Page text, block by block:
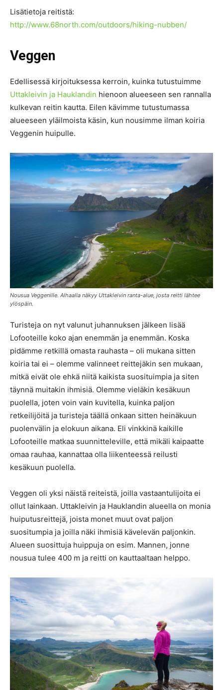
Lisätietoja reitistä:
http://www.68north.com/outdoors/hiking-nubben/
Veggen
Edellisessä kirjoituksessa kerroin, kuinka tutustuimme
Uttakleivin ja Hauklandin hienoon alueeseen sen rannalla
kulkevan reitin kautta. Eilen kävimme tutustumassa
alueeseen yläilmoista käsin, kun nousimme ilman koiria
Veggenin huipulle.
Nousua Veggenille. Alhaalla näkyy Uttakleivin ranta-alue, josta reitti lähtee
ylöspäin.
Turisteja on nyt valunut juhannuksen jälkeen lisää
Lofooteille koko ajan enemmän ja enemmän. Koska
pidämme retkillä omasta rauhasta – oli mukana sitten
koiria tai ei – olemme valinneet reittejäkin sen mukaan,
mitkä eivät ole ehkä niitä kaikista suosituimpia ja siten
täynnä muitakin ihmisiä. Olemme vieläkin kesäkuun
puolella, joten voin vain kuvitella, kuinka paljon
retkeilijöitä ja turisteja täällä onkaan sitten heinäkuun
puolenvälin ja elokuun aikana. Eli vinkkinä kaikille
Lofooteille matkaa suunnitteleville, että mikäli kaipaatte
omaa rauhaa, kannattaa olla liikenteessä reilusti
kesäkuun puolella.
Veggen oli yksi näistä reiteistä, joilla vastaantulijoita ei
ollut lainkaan. Uttakleivin ja Hauklandin alueella on monia
huiputusreittejä, joista monet muut ovat paljon
suositumpia ja joilla näki ihmisiä kävelevän paljonkin.
Alueen suosittuja huippuja on esim. Mannen, jonne
nousua tulee 400 m ja reitti on kauttaaltaan helppo.